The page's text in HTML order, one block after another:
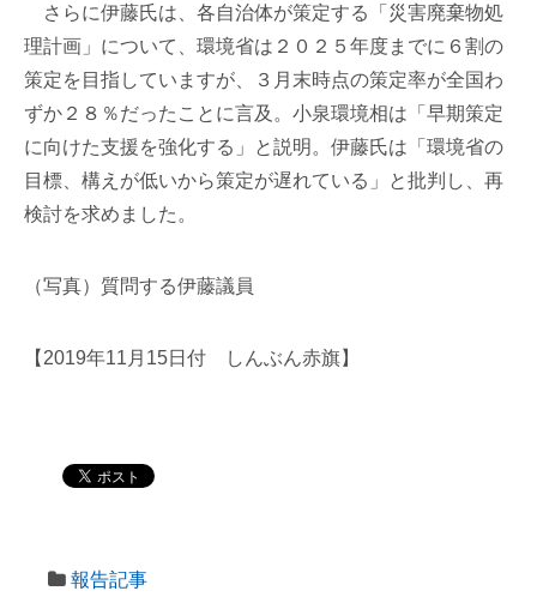
さらに伊藤氏は、各自治体が策定する「災害廃棄物処
理計画」について、環境省は２０２５年度までに６割の
策定を目指していますが、３月末時点の策定率が全国わ
ずか２８％だったことに言及。小泉環境相は「早期策定
に向けた支援を強化する」と説明。伊藤氏は「環境省の
目標、構えが低いから策定が遅れている」と批判し、再
検討を求めました。
（写真）質問する伊藤議員
【2019年11月15日付 しんぶん赤旗】
報告記事